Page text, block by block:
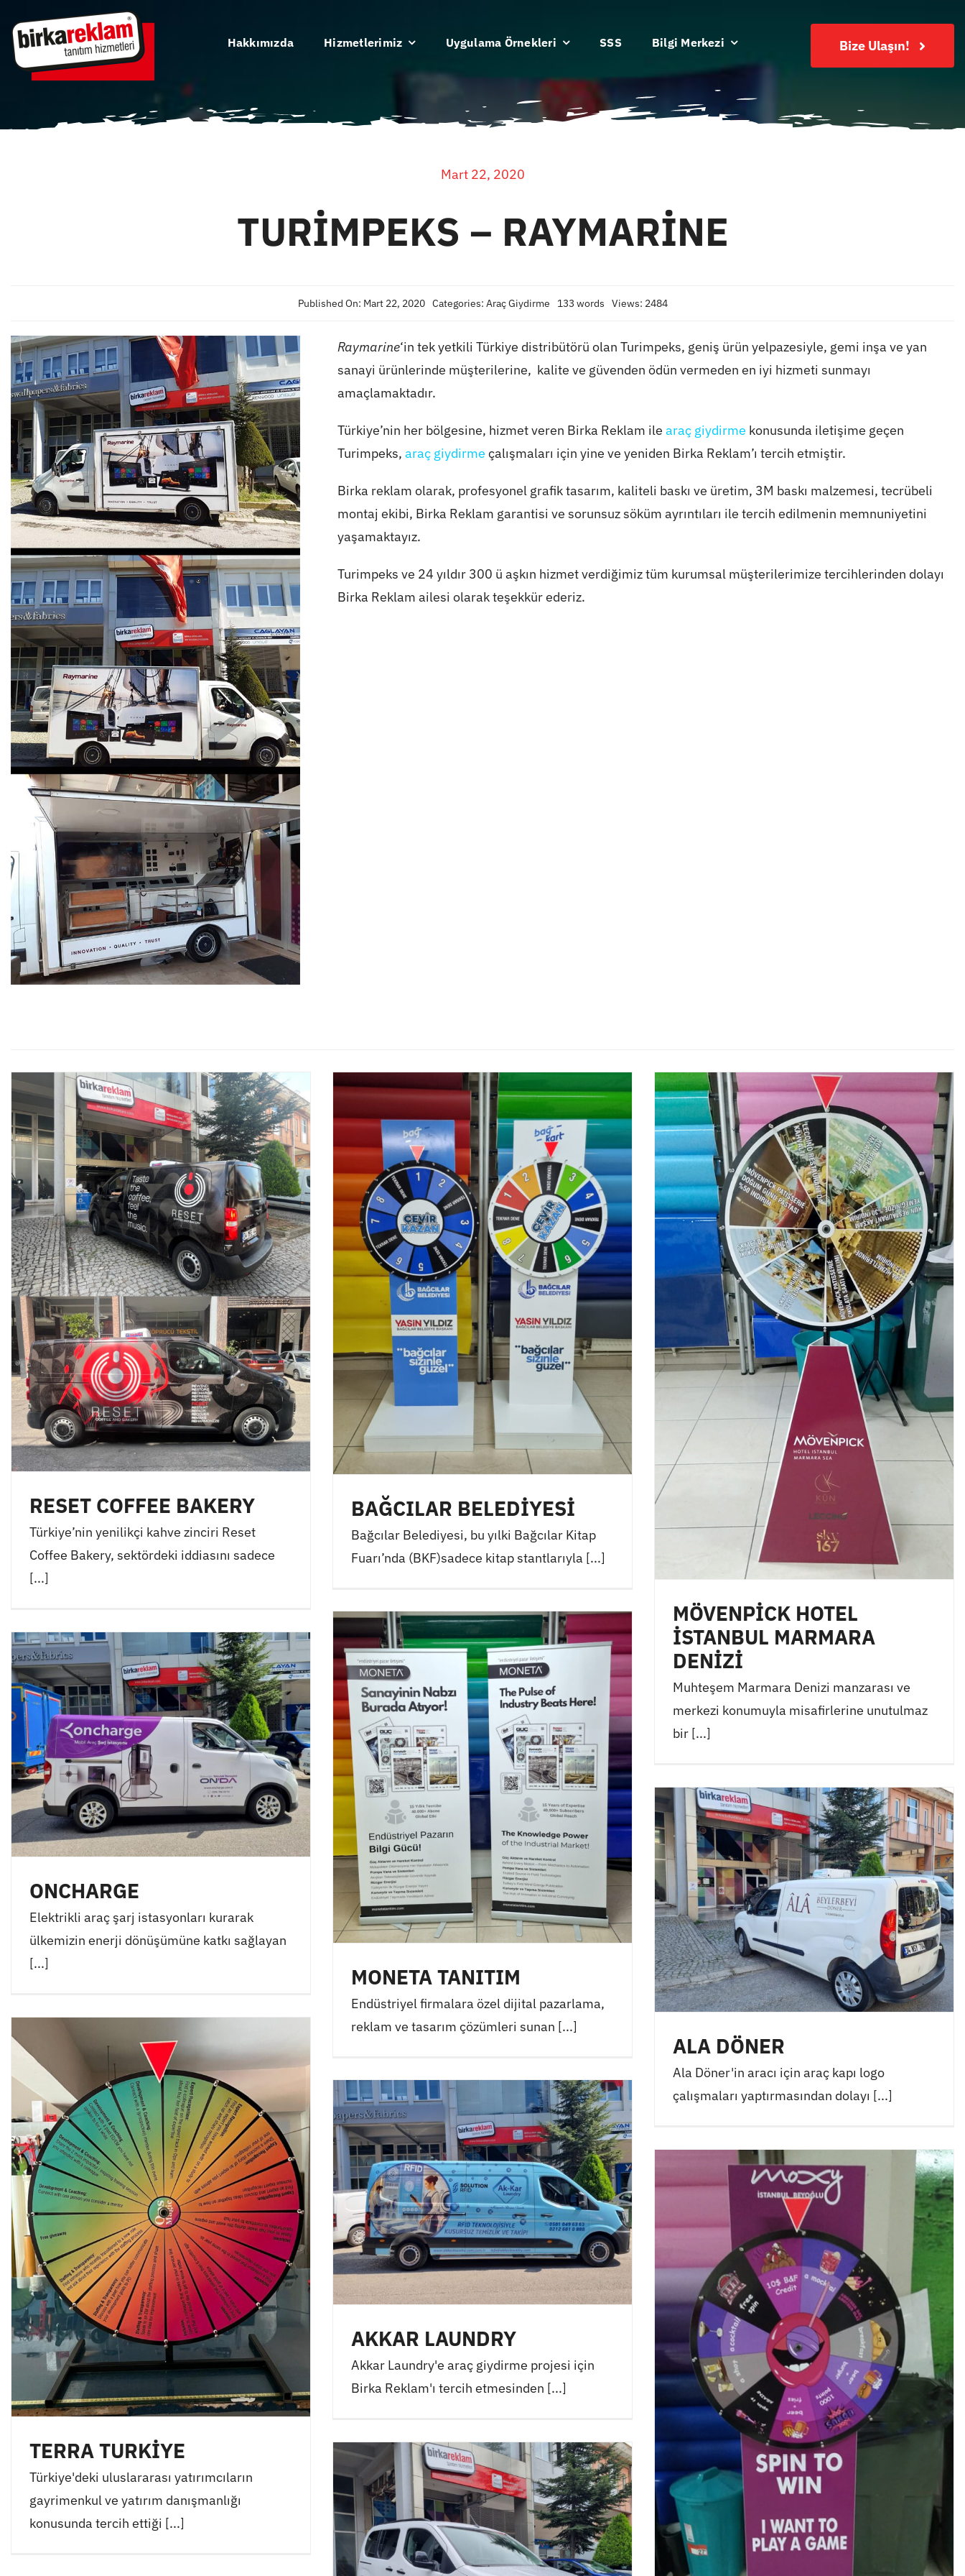
content
Hakkımızda Hizmetlerimiz Uygulama Örnekleri SSS Bilgi Merkezi Bize Ulaşın!
Mart 22, 2020
TURİMPEKS – RAYMARİNE
Published On: Mart 22, 2020 Categories: Araç Giydirme 133 words Views: 2484
Raymarine‘in tek yetkili Türkiye distribütörü olan Turimpeks, geniş ürün yelpazesiyle, gemi inşa ve yan
sanayi ürünlerinde müşterilerine, kalite ve güvenden ödün vermeden en iyi hizmeti sunmayı
amaçlamaktadır.
Türkiye’nin her bölgesine, hizmet veren Birka Reklam ilearaç giydirme konusunda iletişime geçen
Turimpeks,araç giydirme çalışmaları için yine ve yeniden Birka Reklam’ı tercih etmiştir.
Birka reklam olarak, profesyonel grafik tasarım, kaliteli baskı ve üretim, 3M baskı malzemesi, tecrübeli
montaj ekibi, Birka Reklam garantisi ve sorunsuz söküm ayrıntıları ile tercih edilmenin memnuniyetini
yaşamaktayız.
Turimpeks ve 24 yıldır 300 ü aşkın hizmet verdiğimiz tüm kurumsal müşterilerimize tercihlerinden dolayı
Birka Reklam ailesi olarak teşekkür ederiz.
RESET COFFEE BAKERY
Türkiye’nin yenilikçi kahve zinciri Reset
Coffee Bakery, sektördeki iddiasını sadece
[...]
BAĞCILAR BELEDİYESİ
Bağcılar Belediyesi, bu yılki Bağcılar Kitap
Fuarı’nda (BKF)sadece kitap stantlarıyla [...]
MÖVENPİCK HOTEL
İSTANBUL MARMARA
DENİZİ
Muhteşem Marmara Denizi manzarası ve
merkezi konumuyla misafirlerine unutulmaz
bir [...]
MONETA TANITIM
Endüstriyel firmalara özel dijital pazarlama,
reklam ve tasarım çözümleri sunan [...]
ONCHARGE
Elektrikli araç şarj istasyonları kurarak
ülkemizin enerji dönüşümüne katkı sağlayan
[...]
ALA DÖNER
Ala Döner'in aracı için araç kapı logo
çalışmaları yaptırmasından dolayı [...]
TERRA TURKİYE
Türkiye'deki uluslararası yatırımcıların
gayrimenkul ve yatırım danışmanlığı
konusunda tercih ettiği [...]
AKKAR LAUNDRY
Akkar Laundry'e araç giydirme projesi için
Birka Reklam'ı tercih etmesinden [...]